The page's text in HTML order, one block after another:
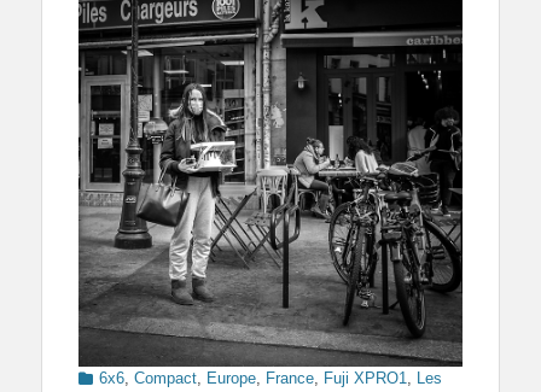
Categories
6x6, Compact, Europe, France, Fuji XPRO1, Les